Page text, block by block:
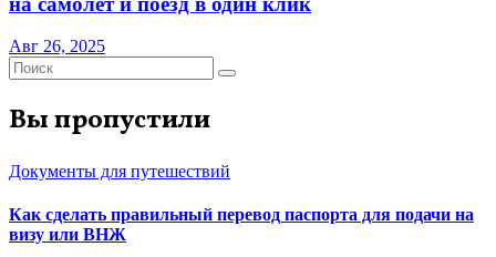
Авг 26, 2025
Вы пропустили
Документы для путешествий
Как сделать правильный перевод паспорта для подачи на
визу или ВНЖ